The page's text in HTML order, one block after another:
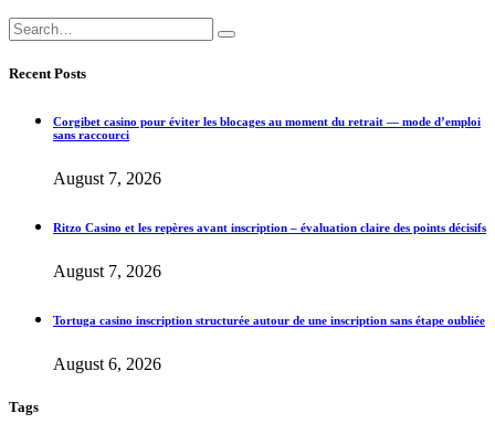
Recent Posts
Corgibet casino pour éviter les blocages au moment du retrait — mode d’emploi
sans raccourci
August 7, 2026
Ritzo Casino et les repères avant inscription – évaluation claire des points décisifs
August 7, 2026
Tortuga casino inscription structurée autour de une inscription sans étape oubliée
August 6, 2026
Tags